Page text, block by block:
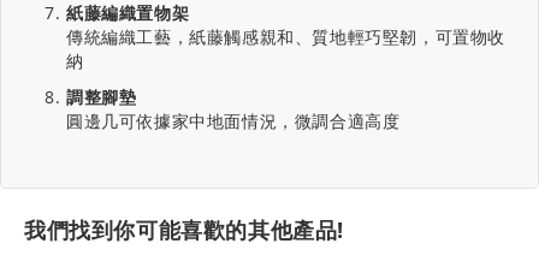
紙藤編織置物架
傳統編織工藝，紙藤觸感親和、質地輕巧堅韌，可置物收
納
調整腳墊
圓邊几可依據家中地面情況，微調合適高度
我們找到你可能喜歡的其他產品!